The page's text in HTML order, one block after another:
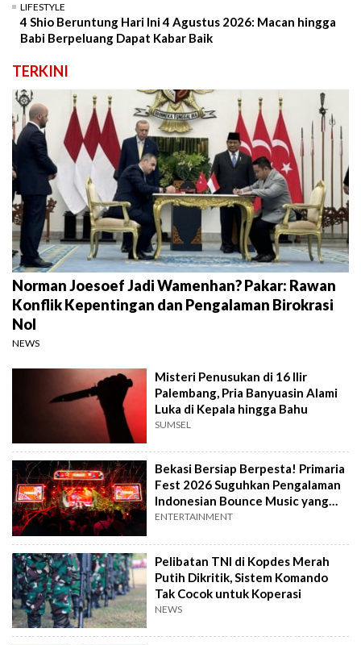
LIFESTYLE
4 Shio Beruntung Hari Ini 4 Agustus 2026: Macan hingga
Babi Berpeluang Dapat Kabar Baik
TERKINI
Norman Joesoef Jadi Wamenhan? Pakar: Rawan
Konflik Kepentingan dan Pengalaman Birokrasi
Nol
NEWS
Misteri Penusukan di 16 Ilir
Palembang, Pria Banyuasin Alami
Luka di Kepala hingga Bahu
SUMSEL
Bekasi Bersiap Berpesta! Primaria
Fest 2026 Suguhkan Pengalaman
Indonesian Bounce Music yang
Berbeda
ENTERTAINMENT
Pelibatan TNI di Kopdes Merah
Putih Dikritik, Sistem Komando
Tak Cocok untuk Koperasi
NEWS